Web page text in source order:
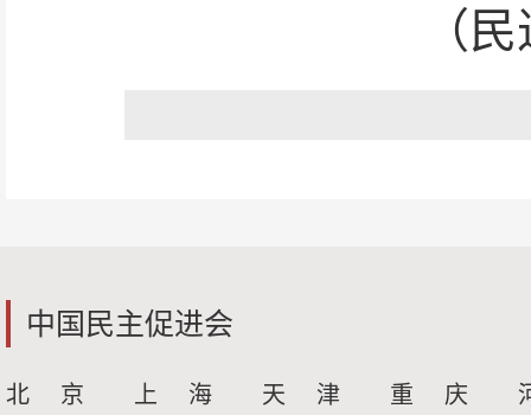
（
中国民主促进会
北 京 上 海 天 津 重 庆